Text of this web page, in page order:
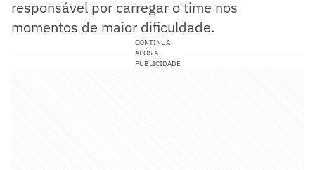
responsável por carregar o time nos
momentos de maior dificuldade.
CONTINUA
APÓS A
PUBLICIDADE